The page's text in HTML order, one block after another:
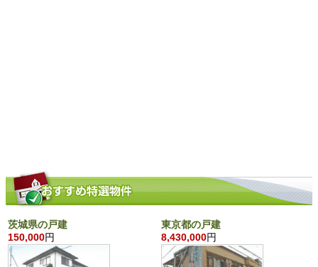
茨城県の戸建
150,000円
東京都の戸建
8,430,000円